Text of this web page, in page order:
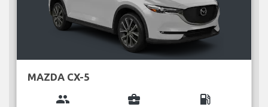
MAZDA CX-5
group business_center local_gas_station